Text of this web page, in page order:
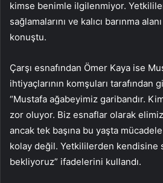
kimse benimle ilgilenmiyor.
sağlamalarını ve kalıcı barınma
konuştu.
Çarşı esnafından Ömer Kaya ise
ihtiyaçlarının komşuları
“Mustafa ağabeyimiz garibandır.
zor oluyor. Biz esnaflar olarak
ancak tek başına bu yaşta
kolay değil. Yetkililerden kendisine
bekliyoruz” ifadelerini kullandı.